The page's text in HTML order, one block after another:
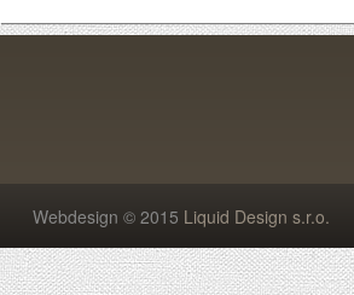
Webdesign © 2015 Liquid Design s.r.o.